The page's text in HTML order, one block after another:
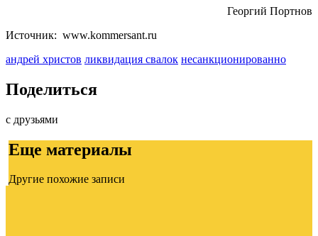
Георгий Портнов
Источник: www.kommersant.ru
андрей христов ликвидация свалок несанкционированно
Поделиться
с друзьями
Еще материалы
Другие похожие записи